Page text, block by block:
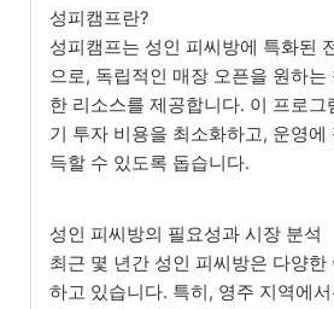
성피캠프란?
성피캠프는 성인 피씨방에 특화된
으로, 독립적인 매장 오픈을 원하
한 리소스를 제공합니다. 이 프로그
기 투자 비용을 최소화하고, 운영에
득할 수 있도록 돕습니다.
성인 피씨방의 필요성과 시장 분석
최근 몇 년간 성인 피씨방은 다양
하고 있습니다. 특히, 영주 지역에